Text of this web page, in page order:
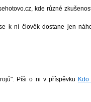
kde různé
k ní člověk dostane jen
Píši o ni v příspěvku
Kdo